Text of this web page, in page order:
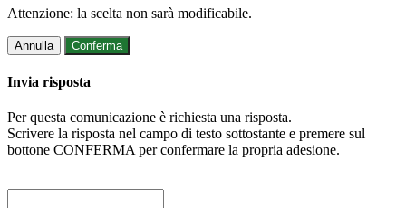
Attenzione: la scelta non sarà modificabile.
Annulla Conferma
Invia risposta
Per questa comunicazione è richiesta una risposta.
Scrivere la risposta nel campo di testo sottostante e premere sul
bottone CONFERMA per confermare la propria adesione.